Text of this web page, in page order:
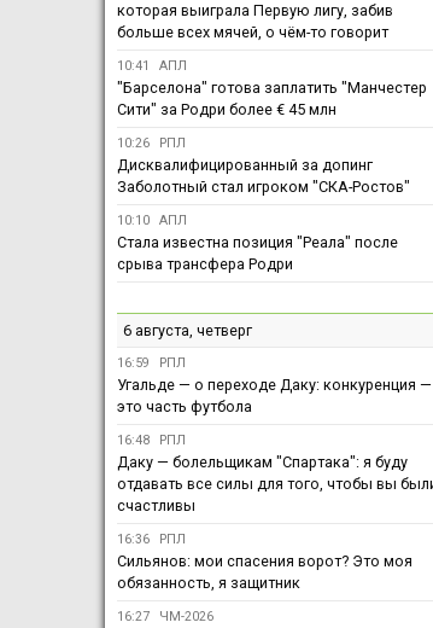
которая выиграла Первую лигу, забив
больше всех мячей, о чём-то говорит
10:41 АПЛ
"Барселона" готова заплатить "Манчестер
Сити" за Родри более € 45 млн
10:26 РПЛ
Дисквалифицированный за допинг
Заболотный стал игроком "СКА-Ростов"
10:10 АПЛ
Стала известна позиция "Реала" после
срыва трансфера Родри
6 августа, четверг
16:59 РПЛ
Угальде — о переходе Даку: конкуренция —
это часть футбола
16:48 РПЛ
Даку — болельщикам "Спартака": я буду
отдавать все силы для того, чтобы вы
счастливы
16:36 РПЛ
Сильянов: мои спасения ворот? Это моя
обязанность, я защитник
16:27 ЧМ-2026